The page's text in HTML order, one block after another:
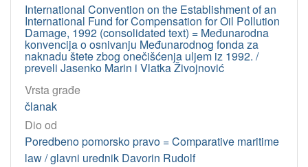
International Convention on the Establishment of an
International Fund for Compensation for Oil Pollution
Damage, 1992 (consolidated text) = Međunarodna
konvencija o osnivanju Međunarodnog fonda za
naknadu štete zbog onečišćenja uljem iz 1992. /
preveli Jasenko Marin i Vlatka Živojnović
Vrsta građe
članak
Dio od
Poredbeno pomorsko pravo = Comparative maritime
law / glavni urednik Davorin Rudolf